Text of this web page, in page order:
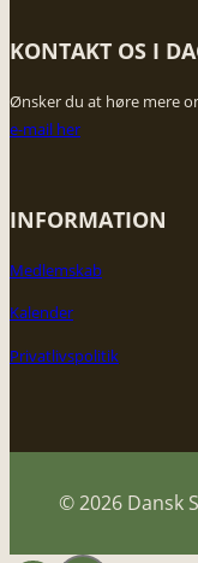
KONTAKT OS I
Ønsker du at høre mere
e-mail her
INFORMATION
Medlemskab
Kalender
Privatlivspolitik
© 2026 Dansk